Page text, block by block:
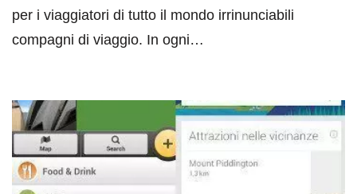
per i viaggiatori di tutto il mondo irrinunciabili
compagni di viaggio. In ogni…